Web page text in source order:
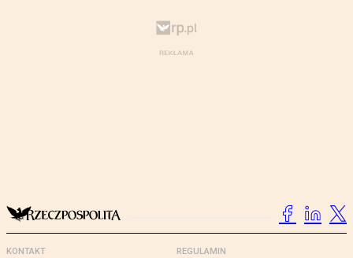
KONTAKT REGULAMIN